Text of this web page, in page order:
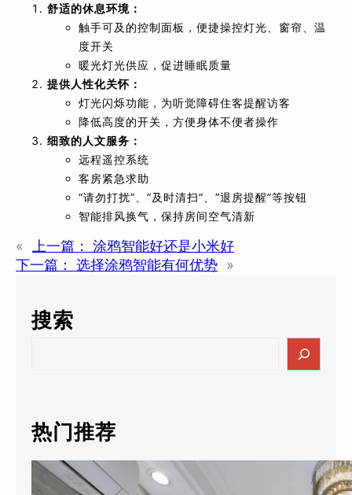
舒适的休息环境：
触手可及的控制面板，便捷操控灯光、窗帘、温
度开关
暖光灯光供应，促进睡眠质量
提供人性化关怀：
灯光闪烁功能，为听觉障碍住客提醒访客
降低高度的开关，方便身体不便者操作
细致的人文服务：
远程遥控系统
客房紧急求助
“请勿打扰”、”及时清扫”、”退房提醒”等按钮
智能排风换气，保持房间空气清新
« 上一篇：
涂鸦智能好还是小米好
下一篇：
选择涂鸦智能有何优势 »
搜索
c
h
热门推荐